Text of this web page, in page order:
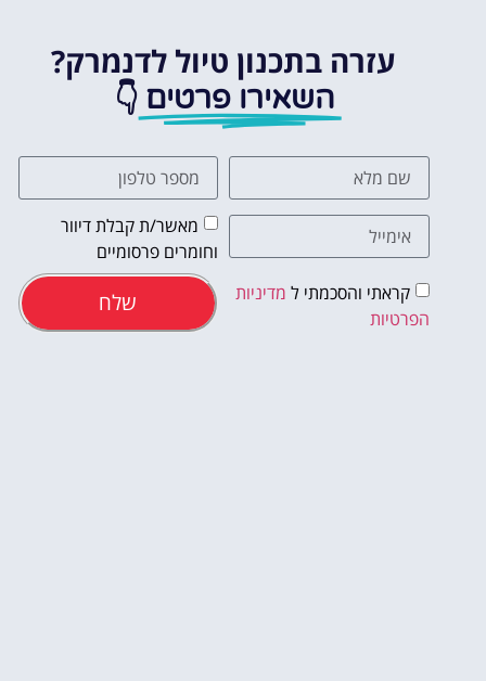
עזרה בתכנון טיול לדנמרק?
השאירו פרטים 👇
מאשר/ת קבלת דיוור
וחומרים פרסומיים
קראתי והסכמתי ל מדיניות
הפרטיות
שלח